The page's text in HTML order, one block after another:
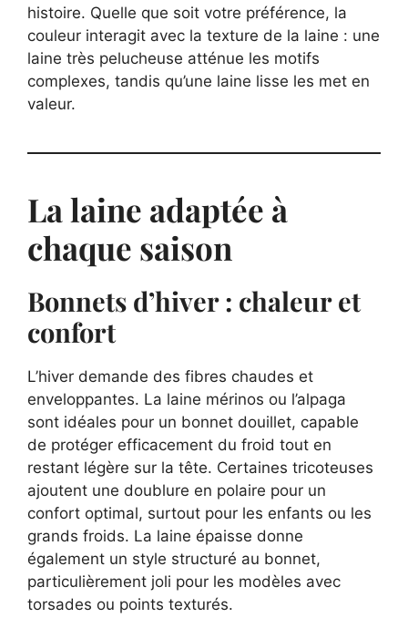
histoire. Quelle que soit votre préférence, la
couleur interagit avec la texture de la laine : une
laine très pelucheuse atténue les motifs
complexes, tandis qu’une laine lisse les met en
valeur.
La laine adaptée à
chaque saison
Bonnets d’hiver : chaleur et
confort
L’hiver demande des fibres chaudes et
enveloppantes. La laine mérinos ou l’alpaga
sont idéales pour un bonnet douillet, capable
de protéger efficacement du froid tout en
restant légère sur la tête. Certaines tricoteuses
ajoutent une doublure en polaire pour un
confort optimal, surtout pour les enfants ou les
grands froids. La laine épaisse donne
également un style structuré au bonnet,
particulièrement joli pour les modèles avec
torsades ou points texturés.